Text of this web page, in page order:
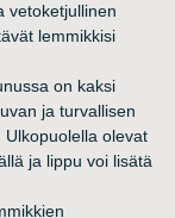
vetoketjullinen
lemmikkisi
on kaksi
ja turvallisen
olevat
ja lippu voi lisätä